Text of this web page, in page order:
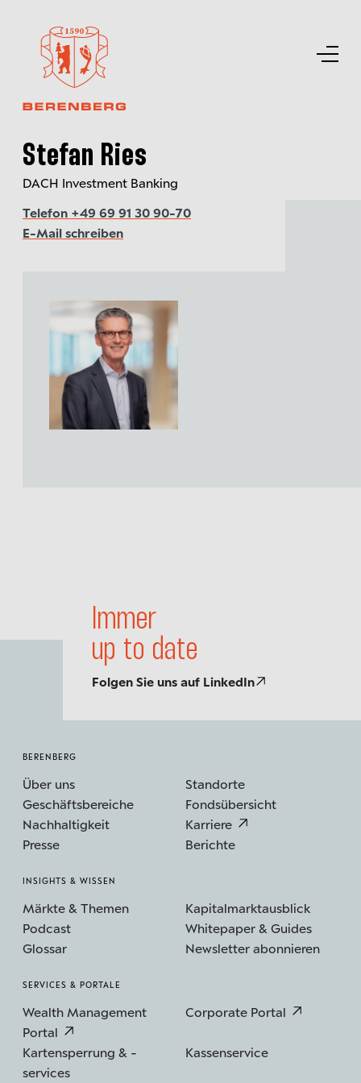
Stefan Ries
DACH Investment Banking
Telefon +49 69 91 30 90-70
E-Mail schreiben
Immer
up to date
Folgen Sie uns auf LinkedIn
BERENBERG
Über uns
Standorte
Geschäftsbereiche
Fondsübersicht
Nachhaltigkeit
Karriere
Presse
Berichte
INSIGHTS & WISSEN
Märkte & Themen
Kapitalmarktausblick
Podcast
Whitepaper & Guides
Glossar
Newsletter abonnieren
SERVICES & PORTALE
Wealth Management
Portal
Corporate Portal
Kartensperrung & -
services
Kassenservice